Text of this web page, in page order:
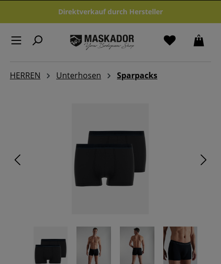
Zum Hauptinhalt springenDirektverkauf durch Hersteller
HERREN Unterhosen Sparpacks